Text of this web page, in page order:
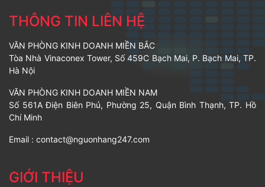
THÔNG TIN LIÊN HỆ
VĂN PHÒNG KINH DOANH MIỀN BẮC
Tòa Nhà Vinaconex Tower, Số 459C Bạch Mai, P. Bạch Mai, TP.
Hà Nội
VĂN PHÒNG KINH DOANH MIỀN NAM
Số 561A Điện Biên Phủ, Phường 25, Quận Bình Thạnh, TP. Hồ
Chí Minh
Email : contact@nguonhang247.com
GIỚI THIỆU